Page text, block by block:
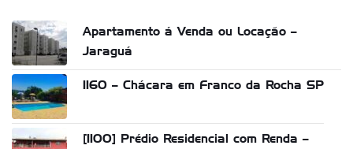
Apartamento á Venda ou Locação –
Jaraguá
1160 – Chácara em Franco da Rocha SP
[1100] Prédio Residencial com Renda –